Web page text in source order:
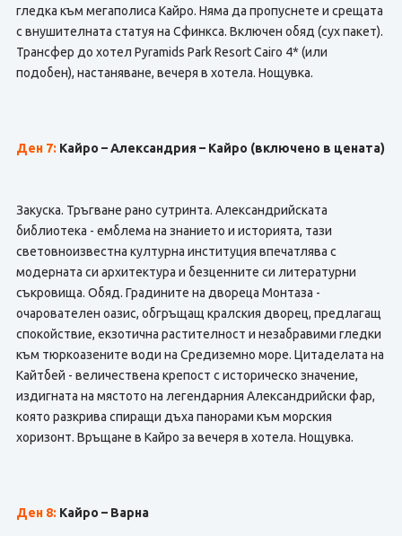
гледка към мегаполиса Кайро. Няма да пропуснете и срещата
с внушителната статуя на Сфинкса. Включен обяд (сух пакет).
Трансфер до хотел Pyramids Park Resort Cairo 4* (или
подобен), настаняване, вечеря в хотела. Нощувка.
Ден 7: Кайро – Александрия – Кайро (включено в цената)
Закуска. Тръгване рано сутринта. Александрийската
библиотека - емблема на знанието и историята, тази
световноизвестна културна институция впечатлява с
модерната си архитектура и безценните си литературни
съкровища. Обяд. Градините на двореца Монтаза -
очарователен оазис, обгръщащ кралския дворец, предлагащ
спокойствие, екзотична растителност и незабравими гледки
към тюркоазените води на Средиземно море. Цитаделата на
Кайтбей - величествена крепост с историческо значение,
издигната на мястото на легендарния Александрийски фар,
която разкрива спиращи дъха панорами към морския
хоризонт. Връщане в Кайро за вечеря в хотела. Нощувка.
Ден 8: Кайро – Варна